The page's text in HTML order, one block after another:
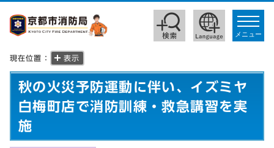
toggle
メニュー
現在位置： 表示
秋の火災予防運動に伴い、イズミヤ
白梅町店で消防訓練・救急講習を実
施